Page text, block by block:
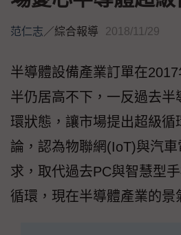
范仁志／綜合報導 2018/11/29
半導體設備產業訂單在
半仍居高不下，一反過去半
環狀態，讓市場提出超級循
論，認為物聯網(IoT)與汽
求，取代過去PC與智慧型
循環，現在半導體產業的景